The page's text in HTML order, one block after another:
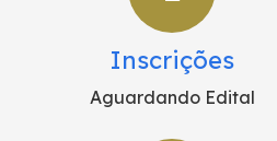
Inscrições
Aguardando Edital